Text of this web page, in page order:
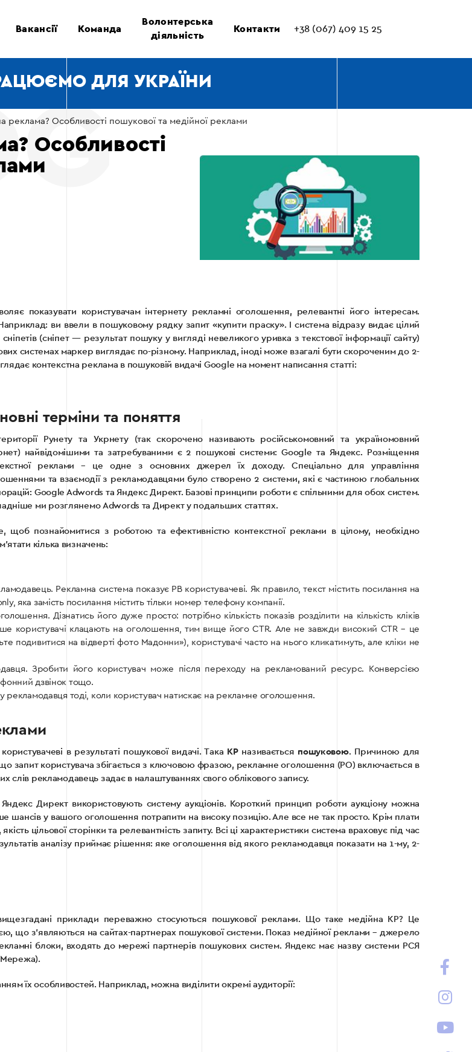
Вакансії Команда
Волонтерська
діяльність
Контакти +38 (067) 409 15 25
ДЛЯ УКРАЇНИ
реклама? Особливості пошукової та медійної реклами
Особливості
показувати користувачам інтернету рекламні оголошення, релевантні його інтересам.
ви ввели в пошуковому рядку запит «купити праску». І система відразу видає цілий
(сніпет — результат пошуку у вигляді невеликого уривка з текстової інформації сайту)
системах маркер виглядає по-різному. Наприклад, іноді може взагалі бути скороченим до 2-
контекстна реклама в пошуковій видачі Google на момент написання статті:
терміни та поняття
Рунету та Укрнету (так скорочено називають російськомовний та україномовний
найвідомішими та затребуваними є 2 пошукові системи: Google та Яндекс. Розміщення
реклами – це одне з основних джерел їх доходу. Спеціально для управління
та взаємодії з рекламодавцями було створено 2 системи, які є частиною глобальних
Google Adwords та Яндекс Директ. Базові принципи роботи є спільними для обох систем.
ми розглянемо Adwords та Директ у подальших статтях.
щоб познайомитися з роботою та ефективністю контекстної реклами в цілому, необхідно
кілька визначень:
Рекламна система показує РВ користувачеві. Як правило, текст містить посилання на
яка замість посилання містить тільки номер телефону компанії.
Дізнатись його дуже просто: потрібно кількість показів розділити на кількість кліків
користувачі клацають на оголошення, тим вище його CTR. Але не завжди високий CTR – це
на відверті фото Мадонни»), користувачі часто на нього кликатимуть, але кліки не
Зробити його користувач може після переходу на рекламований ресурс. Конверсією
дзвінок тощо.
рекламодавця тоді, коли користувач натискає на рекламне оголошення.
в результаті пошукової видачі. Така КРназивається пошуковою. Причиною для
запит користувача збігається з ключовою фразою, рекламне оголошення (РО) включається в
слів рекламодавець задає в налаштуваннях свого облікового запису.
Директ використовують систему аукціонів. Короткий принцип роботи аукціону можна
шансів у вашого оголошення потрапити на високу позицію. Але все не так просто. Крім плати
цільової сторінки та релевантність запиту. Всі ці характеристики система враховує під час
аналізу приймає рішення: яке оголошення від якого рекламодавця показати на 1-му, 2-
приклади переважно стосуються пошукової реклами. Що таке медійна КР? Це
що з’являються на сайтах-партнерах пошукової системи. Показ медійної реклами – джерело
блоки, входять до мережі партнерів пошукових систем. Яндекс має назву системи РСЯ
Мережа).
їх особливостей. Наприклад, можна виділити окремі аудиторії: